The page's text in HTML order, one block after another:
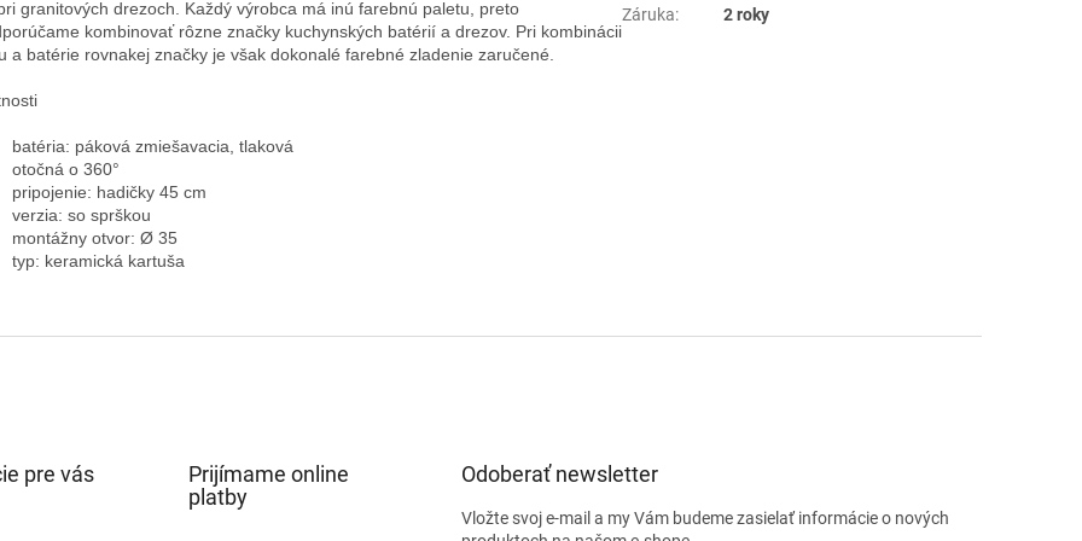
granitových drezoch. Každý výrobca má inú farebnú paletu, preto
kombinovať rôzne značky kuchynských batérií a drezov. Pri kombinácii
a batérie rovnakej značky je však dokonalé farebné zladenie zaručené.
batéria: páková zmiešavacia, tlaková
otočná o 360°
pripojenie: hadičky 45 cm
verzia: so sprškou
montážny otvor: Ø 35
typ: keramická kartuša
Záruka: 2 roky
pre vás
Prijímame online
platby
Odoberať newsletter
Vložte svoj e-mail a my Vám budeme zasielať informácie o nových